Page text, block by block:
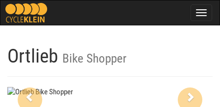
Ortlieb Bike Shopper
Previous Next